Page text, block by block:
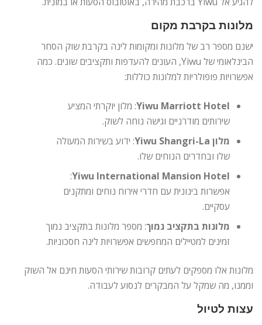
מלונות בקרבת מקום
ישנם מספר רב של מלונות ומקומות לינה בקרבת שוק הסחר
הבינלאומי של Yiwu, העונים להעדפות ותקציבים שונים. כמה
אפשרויות פופולריות למלונות כוללות:
Yiwu Marriott Hotel: מלון יוקרתי המציע
שירותים מודרניים וגישה נוחה לשוק.
מלון Yiwu Shangri-La
: ידוע בשירות המעולה
שלו ובחדרים הנוחים שלו.
Yiwu International Mansion Hotel
:
אפשרות בינונית עם חדרי אירוח נוחים ומתקנים
עסקיים.
מלונות בתקציב נמוך: מספר מלונות בתקציב נמוך
זמינים למטיילים המחפשים אפשרויות לינה חסכוניות.
מלונות אלו מספקים לעתים קרובות שירותי הסעות חינם אל השוק
וממנו, מה שמקל על המבקרים לנסוע לעבודה.
עצות לטיול